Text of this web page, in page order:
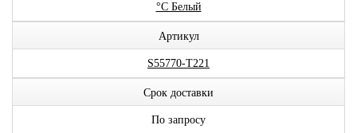
°C Белый
Артикул
S55770-T221
Срок доставки
По запросу